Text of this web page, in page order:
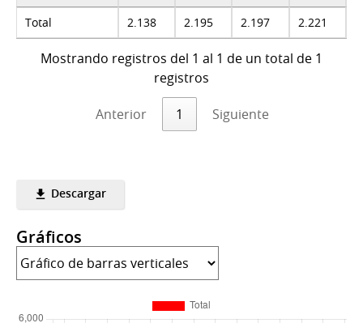
Total 2.138 2.195 2.197 2.221
Mostrando registros del 1 al 1 de un total de 1
registros
Anterior 1 Siguiente
Descargar
Gráficos